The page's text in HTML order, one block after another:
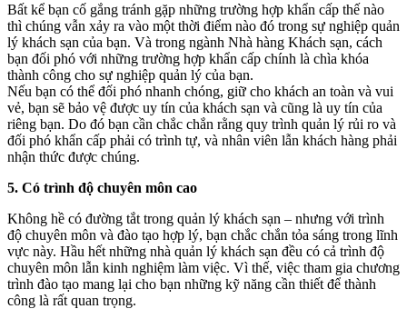
Bất kể bạn cố gắng tránh gặp những trường hợp khẩn cấp thế nào
thì chúng vẫn xảy ra vào một thời điểm nào đó trong sự nghiệp quản
lý khách sạn của bạn. Và trong ngành Nhà hàng Khách sạn, cách
bạn đối phó với những trường hợp khẩn cấp chính là chìa khóa
thành công cho sự nghiệp quản lý của bạn.
Nếu bạn có thể đối phó nhanh chóng, giữ cho khách an toàn và vui
vẻ, bạn sẽ bảo vệ được uy tín của khách sạn và cũng là uy tín của
riêng bạn. Do đó bạn cần chắc chắn rằng quy trình quản lý rủi ro và
đối phó khẩn cấp phải có trình tự, và nhân viên lẫn khách hàng phải
nhận thức được chúng.
5. Có trình độ chuyên môn cao
Không hề có đường tắt trong quản lý khách sạn – nhưng với trình
độ chuyên môn và đào tạo hợp lý, bạn chắc chắn tỏa sáng trong lĩnh
vực này. Hầu hết những nhà quản lý khách sạn đều có cả trình độ
chuyên môn lẫn kinh nghiệm làm việc. Vì thế, việc tham gia chương
trình đào tạo mang lại cho bạn những kỹ năng cần thiết để thành
công là rất quan trọng.